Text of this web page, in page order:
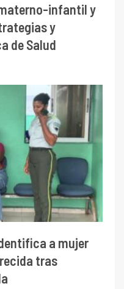
infantil y
y
de Salud
a mujer
tras